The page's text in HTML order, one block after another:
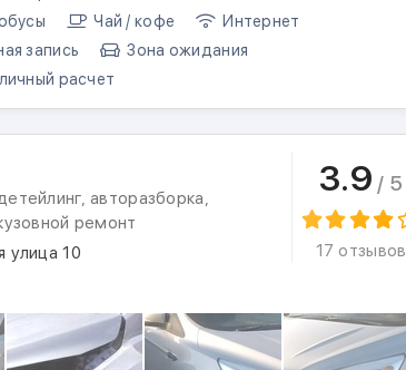
Чай / кофе
Интернет
запись
Зона ожидания
расчет
авторазборка,
ремонт
улица 10
3.9 / 5
17 отзывов